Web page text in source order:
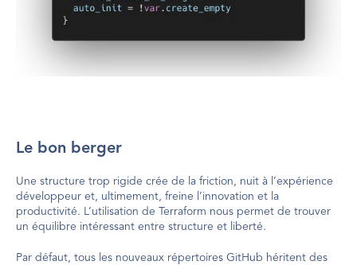
Le bon berger
Une structure trop rigide crée de la friction, nuit à l’expérience
développeur et, ultimement, freine l’innovation et la
productivité. L’utilisation de Terraform nous permet de trouver
un équilibre intéressant entre structure et liberté.
Par défaut, tous les nouveaux répertoires GitHub héritent des